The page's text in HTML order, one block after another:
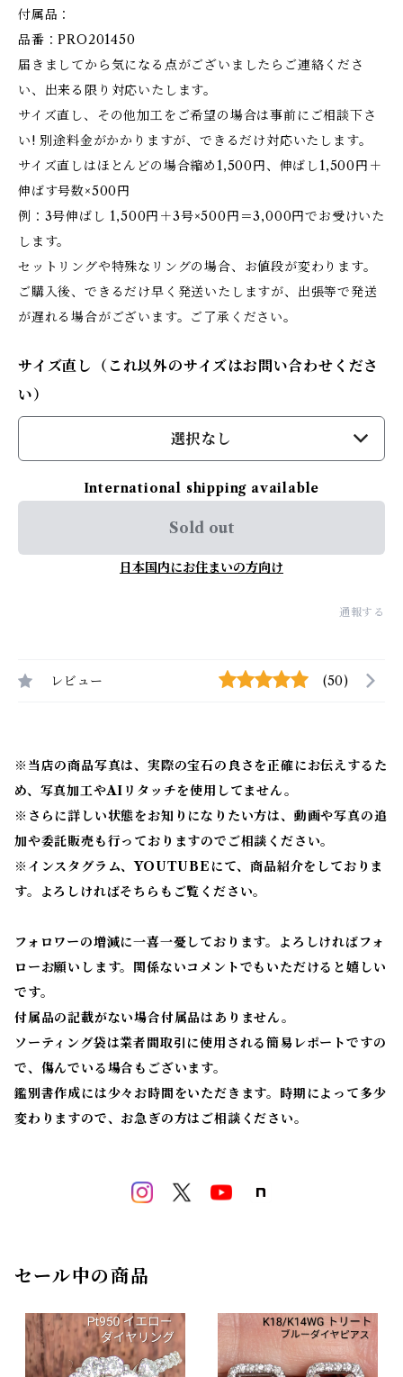
付属品：
品番：PRO201450
届きましてから気になる点がございましたらご連絡くださ
い、出来る限り対応いたします。
サイズ直し、その他加工をご希望の場合は事前にご相談下さ
い! 別途料金がかかりますが、できるだけ対応いたします。
サイズ直しはほとんどの場合縮め1,500円、伸ばし1,500円＋
伸ばす号数×500円
例：3号伸ばし 1,500円＋3号×500円＝3,000円でお受けいた
します。
セットリングや特殊なリングの場合、お値段が変わります。
ご購入後、できるだけ早く発送いたしますが、出張等で発送
が遅れる場合がございます。ご了承ください。
サイズ直し（これ以外のサイズはお問い合わせくださ
い）
選択なし
International shipping available
Sold out
日本国内にお住まいの方向け
通報する
レビュー (50)
※当店の商品写真は、実際の宝石の良さを正確にお伝えするた
め、写真加工やAIリタッチを使用してません。
※ さらに詳しい状態をお知りになりたい方は、動画や写真の追
加や委託販売も行っておりますのでご相談ください。
※ インスタグラム、YOUTUBEにて、商品紹介をしておりま
す。よろしければそちらもご覧ください。
フォロワーの増減に一喜一憂しております。よろしければフォ
ローお願いします。関係ないコメントでもいただけると嬉しい
です。
付属品の記載がない場合付属品はありません。
ソーティング袋は業者間取引に使用される簡易レポートですの
で、傷んでいる場合もございます。
鑑別書作成には少々お時間をいただきます。時期によって多少
変わりますので、お急ぎの方はご相談ください。
セール中の商品